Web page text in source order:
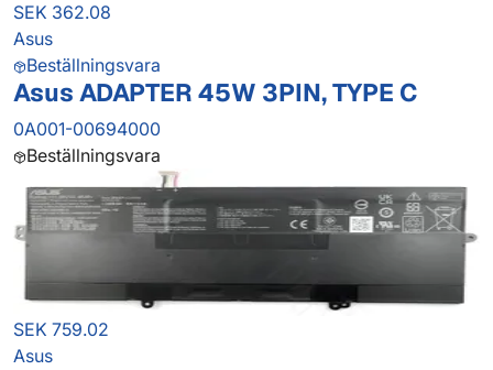
SEK 362.08
Asus
Beställningsvara
Asus ADAPTER 45W 3PIN, TYPE C
0A001-00694000
Beställningsvara
SEK 759.02
Asus